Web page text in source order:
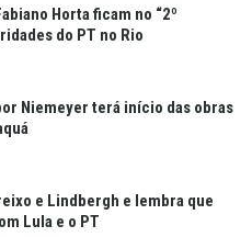
Horta ficam no “2º
do PT no Rio
Niemeyer terá início das obras
e Lindbergh e lembra que
Lula e o PT